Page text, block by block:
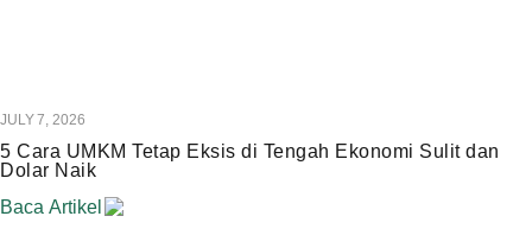
JULY 7, 2026
5 Cara UMKM Tetap Eksis di Tengah Ekonomi Sulit dan
Dolar Naik
Baca Artikel